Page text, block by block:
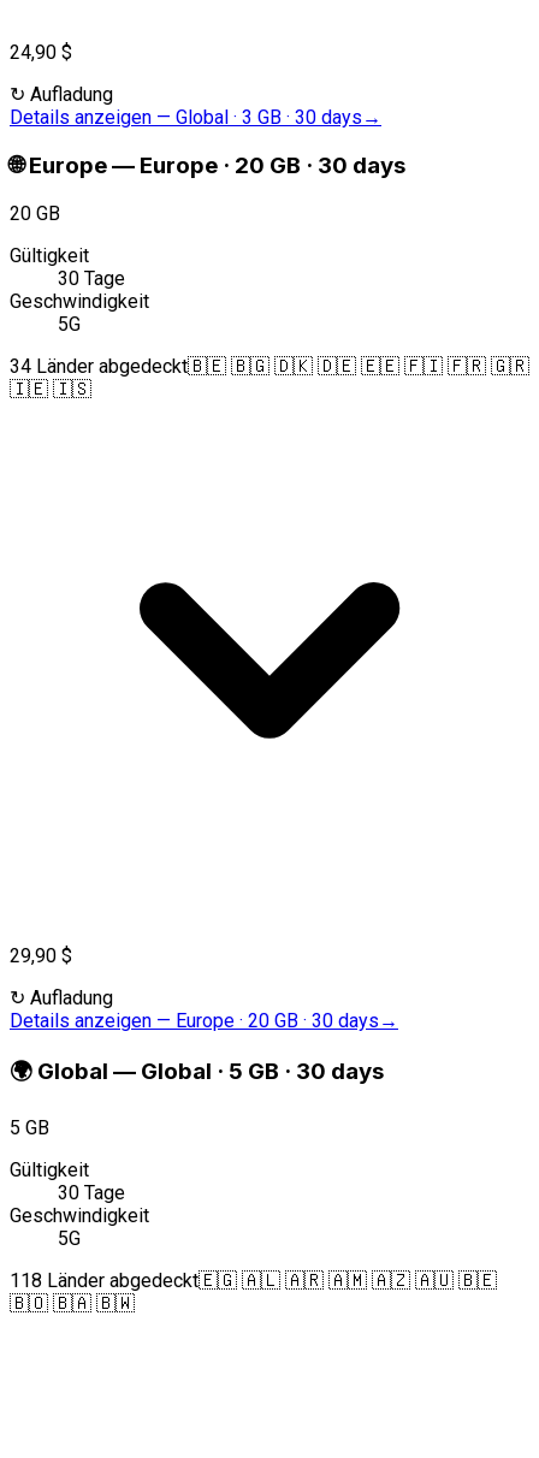
24,90 $
↻ Aufladung
Details anzeigen — Global · 3 GB · 30 days →
🌐 Europe— Europe · 20 GB · 30 days
20 GB
Gültigkeit
30 Tage
Geschwindigkeit
5G
34 Länder abgedeckt🇧🇪 🇧🇬 🇩🇰 🇩🇪 🇪🇪 🇫🇮 🇫🇷 🇬🇷
🇮🇪 🇮🇸
29,90 $
↻ Aufladung
Details anzeigen — Europe · 20 GB · 30 days →
🌍 Global — Global · 5 GB · 30 days
5 GB
Gültigkeit
30 Tage
Geschwindigkeit
5G
118 Länder abgedeckt🇪🇬 🇦🇱 🇦🇷 🇦🇲 🇦🇿 🇦🇺 🇧🇪
🇧🇴 🇧🇦 🇧🇼